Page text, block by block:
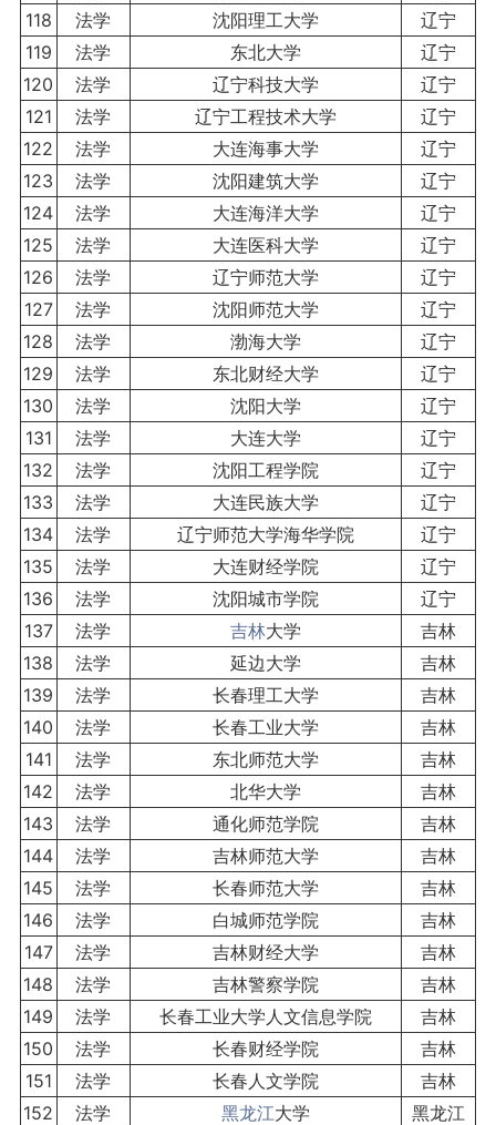
118
法学 沈阳理工大学
辽宁
119
法学 东北大学
辽宁
120
法学 辽宁科技大学
辽宁
121
法学 辽宁工程技术大学
辽宁
122
法学 大连海事大学
辽宁
123
法学 沈阳建筑大学
辽宁
124
法学 大连海洋大学
辽宁
125
法学 大连医科大学
辽宁
126
法学 辽宁师范大学
辽宁
127
法学 沈阳师范大学
辽宁
128
法学 渤海大学
辽宁
129
法学 东北财经大学
辽宁
130
法学 沈阳大学
辽宁
131
法学 大连大学
辽宁
132
法学 沈阳工程学院
辽宁
133
法学 大连民族大学
辽宁
134
法学 辽宁师范大学海华学院
辽宁
135
法学 大连财经学院
辽宁
136
法学 沈阳城市学院
辽宁
137
法学 吉林大学
吉林
138
法学 延边大学
吉林
139
法学 长春理工大学
吉林
140
法学 长春工业大学
吉林
141
法学 东北师范大学
吉林
142
法学 北华大学
吉林
143
法学 通化师范学院
吉林
144
法学 吉林师范大学
吉林
145
法学 长春师范大学
吉林
146
法学 白城师范学院
吉林
147
法学 吉林财经大学
吉林
148
法学 吉林警察学院
吉林
149
法学 长春工业大学人文信息学院
吉林
150
法学 长春财经学院
吉林
151
法学 长春人文学院
吉林
152
法学 黑龙江大学
黑龙江